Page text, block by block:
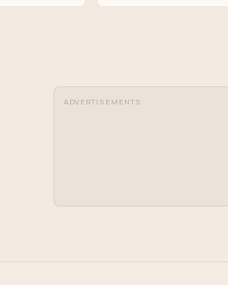
ADVERTISEMENTS